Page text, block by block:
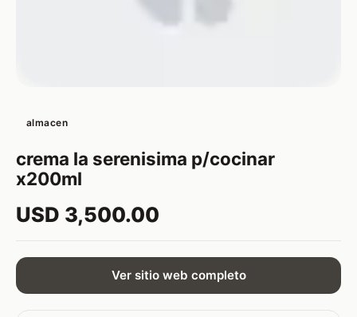
almacen
crema la serenisima p/cocinar
x200ml
USD 3,500.00
Ver sitio web completo